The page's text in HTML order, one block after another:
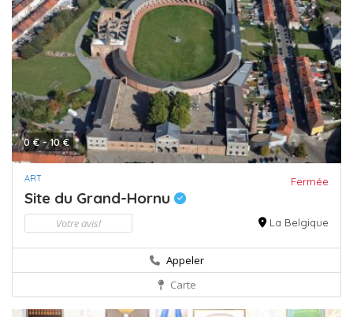
0 € - 10 €
ART Fermée
Site du Grand-Hornu
Votre avis! La Belgique
Appeler
Carte